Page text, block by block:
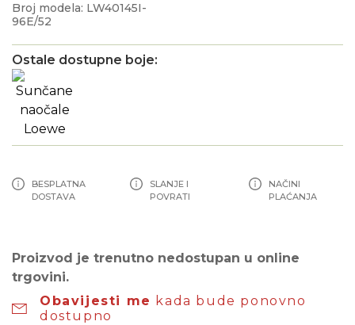
Broj modela: LW40145I-
96E/52
Ostale dostupne boje:
BESPLATNA
DOSTAVA
SLANJE I
POVRATI
NAČINI
PLAĆANJA
Proizvod je trenutno nedostupan u online
trgovini.
Obavijesti me kada bude ponovno
dostupno